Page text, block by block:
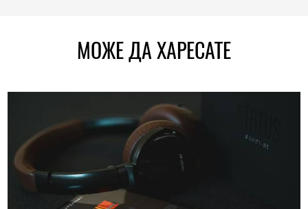
МОЖЕ ДА ХАРЕСАТЕ